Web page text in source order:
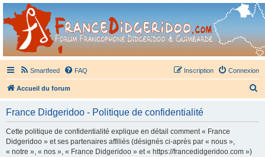
France Didgeridoo
Didgeridoo et Guimbarde sur France Didgeridoo - retrouvez la communauté.
Smartfeed FAQ Connexion
Inscription
Accueil du forum
France Didgeridoo - Politique de confidentialité
Cette politique de confidentialité explique en détail comment « France
Didgeridoo » et ses partenaires affiliés (désignés ci-après par « nous »,
« notre », « nos », « France Didgeridoo » et « https://francedidgeridoo.com »)